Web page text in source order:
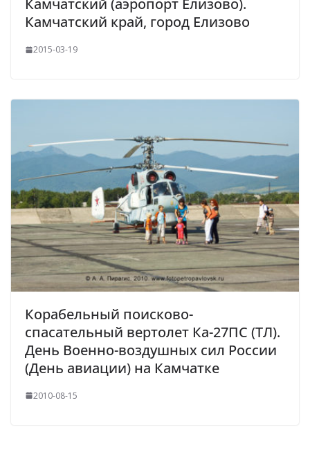
Камчатский (аэропорт Елизово).
Камчатский край, город Елизово
2015-03-19
Корабельный поисково-
спасательный вертолет Ка-27ПС (ТЛ).
День Военно-воздушных сил России
(День авиации) на Камчатке
2010-08-15